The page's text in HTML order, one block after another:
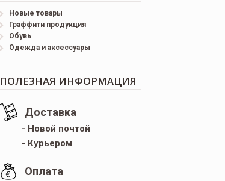
Новые товары
Граффити продукция
Обувь
Одежда и аксессуары
ПОЛЕЗНАЯ ИНФОРМАЦИЯ
Доставка
- Новой почтой
- Курьером
Оплата